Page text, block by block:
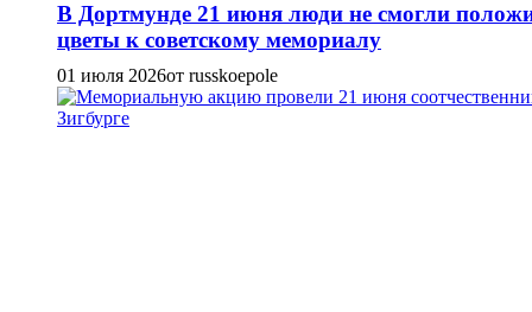
В Дортмунде 21 июня люди не смогли
цветы к советскому мемориалу
01 июля 2026от russkoepole